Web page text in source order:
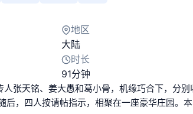
地区
大陆
时长
91分钟
人张天铭、姜大愚和葛小骨，机缘巧合下，分
四人按请帖指示，相聚在一座豪华庄园。本